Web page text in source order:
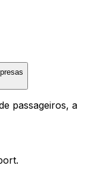
passageiros, a